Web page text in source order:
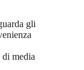
gli
media